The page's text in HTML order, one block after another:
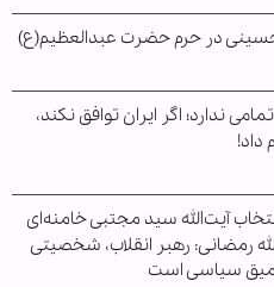
حسینی در حرم حضرت عبدالعظیم(ع)
ندارد؛ اگر ایران توافق نکند،
داد!
آیت‌الله سید مجتبی خامنه‌ای
رمضانی: رهبر انقلاب، شخصیتی
سیاسی است